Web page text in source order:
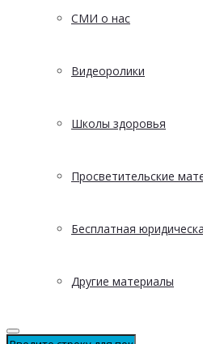
СМИ о нас
Видеоролики
Школы здоровья
Просветительские
Бесплатная
Другие материалы